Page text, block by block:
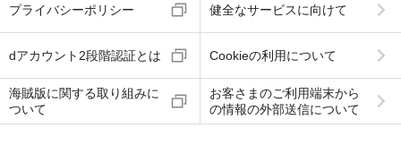
プライバシーポリシー 健全なサービスに向けて
dアカウント2段階認証とは Cookieの利用について
海賊版に関する取り組みに
ついて
お客さまのご利用端末から
の情報の外部送信について